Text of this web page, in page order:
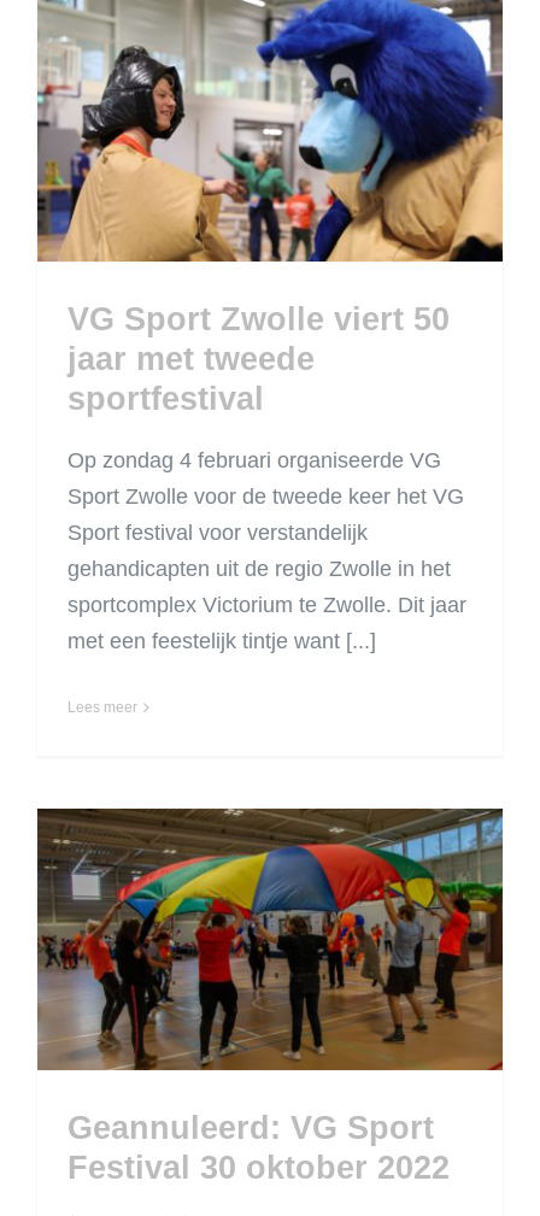
VG Sport Zwolle viert
50 jaar met tweede
sportfestival
VG Sport Zwolle viert 50
jaar met tweede
sportfestival
Op zondag 4 februari organiseerde VG
Sport Zwolle voor de tweede keer het VG
Sport festival voor verstandelijk
gehandicapten uit de regio Zwolle in het
sportcomplex Victorium te Zwolle. Dit jaar
met een feestelijk tintje want [...]
Lees meer
Geannuleerd: VG Sport
Festival 30 oktober
2022
Geannuleerd: VG Sport
Festival 30 oktober 2022